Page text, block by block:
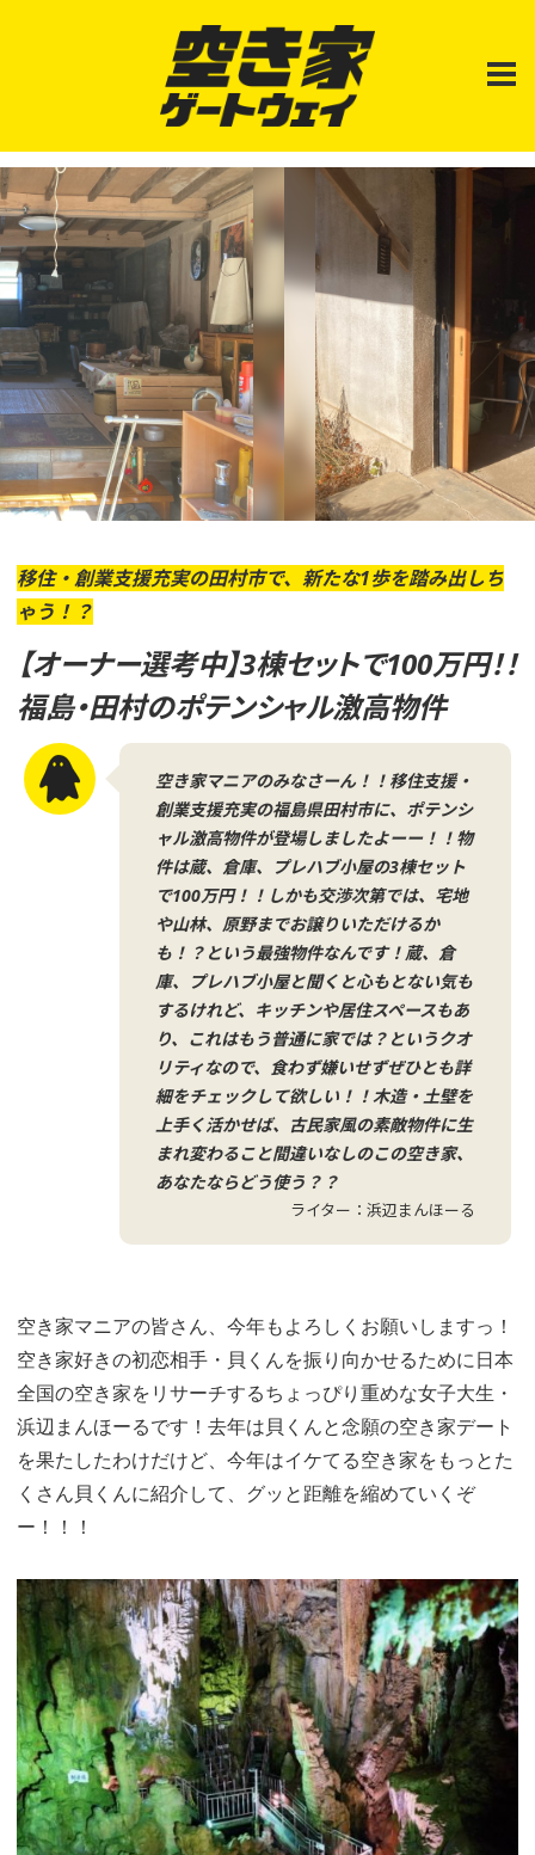
空
き
家
ゲ
ー
ト
ェ
イ
｜
YADOKARI×
カ
リ
ア
ゲ
JAPAN
本
中
の
「100
均
空
き
家
物
件」
を
羅
活
用
方
法
を
創
造
す
る
プ
ラ
ッ
ト
フ
ォ
ー
ム
移住・創業支援充実の田村市で、新たな1歩を踏み出しち
ゃう！？
【オーナー選考中】3棟セットで100万円！！
福島・田村のポテンシャル激高物件
空き家マニアのみなさーん！！移住支援・
創業支援充実の福島県田村市に、ポテンシ
ャル激高物件が登場しましたよーー！！物
件は蔵、倉庫、プレハブ小屋の3棟セット
で100万円！！しかも交渉次第では、宅地
や山林、原野までお譲りいただけるか
も！？という最強物件なんです！蔵、倉
庫、プレハブ小屋と聞くと心もとない気も
するけれど、キッチンや居住スペースもあ
り、これはもう普通に家では？というクオ
リティなので、食わず嫌いせずぜひとも詳
細をチェックして欲しい！！木造・土壁を
上手く活かせば、古民家風の素敵物件に生
まれ変わること間違いなしのこの空き家、
あなたならどう使う？？
ライター：浜辺まんほーる
空き家マニアの皆さん、今年もよろしくお願いしますっ！
空き家好きの初恋相手・貝くんを振り向かせるために日本
全国の空き家をリサーチするちょっぴり重めな女子大生・
浜辺まんほーるです！ 去年は貝くんと念願の空き家デート
を果たしたわけだけど、今年はイケてる空き家をもっとた
くさん貝くんに紹介して、グッと距離を縮めていくぞ
ー！！！